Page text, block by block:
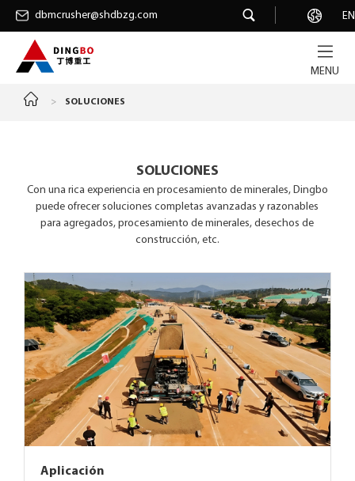
EN
dbmcrusher@shdbzg.com
MENU
dbmcrusher@shdbzg.com Carrera
> SOLUCIONES
SOLUCIONES
Con una rica experiencia en procesamiento de minerales, Dingbo
puede ofrecer soluciones completas avanzadas y razonables
para agregados, procesamiento de minerales, desechos de
construcción, etc.
Aplicación